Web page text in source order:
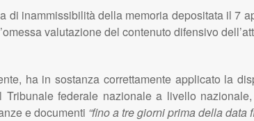
inammissibilità della memoria depositata il 7
valutazione del contenuto difensivo
ha in sostanza correttamente applicato la
federale nazionale a livello
e documenti “fino a tre giorni prima della data